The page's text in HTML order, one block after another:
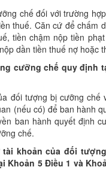
chế đối với trường
thuế. Căn cứ để
tiền chậm nộp tiền
dần tiền thuế nợ hoặc
cưỡng chế quy định
đối tượng bị cưỡng
(nếu có) để ban hành
ban hành quyết định
chế.
khoản của đối tượ
i Khoản 5 Điều 1 và